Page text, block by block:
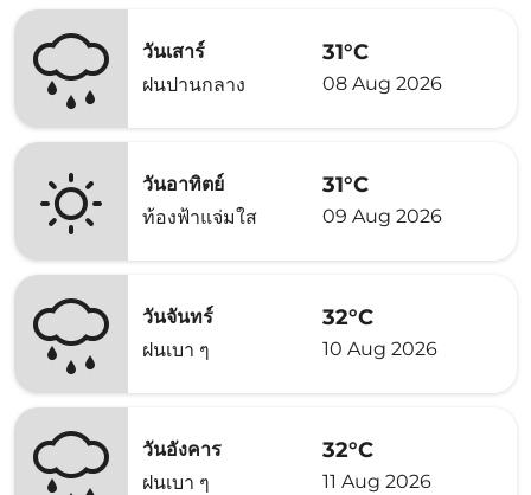
วันเสาร์
ฝนปานกลาง
31°C
08 Aug 2026
วันอาทิตย์
ท้องฟ้าแจ่มใส
31°C
09 Aug 2026
วันจันทร์
ฝนเบา ๆ
32°C
10 Aug 2026
วันอังคาร
ฝนเบา ๆ
32°C
11 Aug 2026